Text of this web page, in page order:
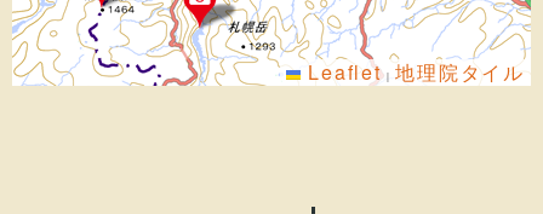
Leaflet | 地理院タイル